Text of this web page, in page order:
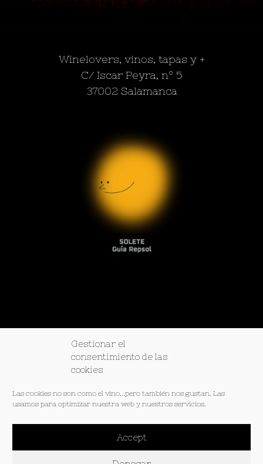
Gestionar el
consentimiento de las
cookies
Las cookies no son como el vino...pero también nos gustan. Las
usamos para optimizar nuestra web y nuestros servicios.
Accept
Winelovers, vinos, tapas y +
C/ Iscar Peyra, nº 5
37002 Salamanca
Instagram. TikTok.
Términos y Condiciones